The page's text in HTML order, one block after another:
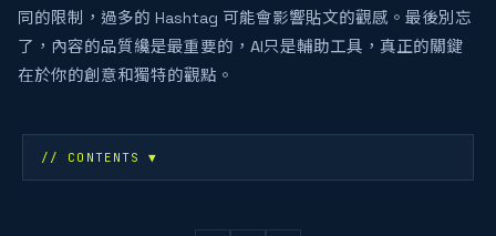
同的限制，過多的 Hashtag 可能會影響貼文的觀感。最後別忘
了，內容的品質纔是最重要的，AI只是輔助工具，真正的關鍵
在於你的創意和獨特的觀點。
// CONTENTS▼